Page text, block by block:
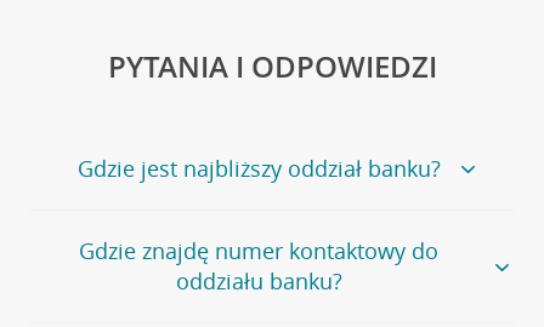
PYTANIA I ODPOWIEDZI
Gdzie jest najbliższy oddział banku?
Jeśli szukasz oddziału naszego banku, zapraszamy na
stronęPlacówki i bankomaty, na której znajduje się
wygodna wyszukiwarka.
Gdzie znajdę numer kontaktowy do
oddziału banku?